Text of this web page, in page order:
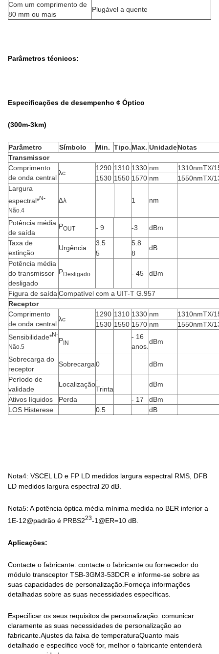
Com um comprimento de
80 mm ou mais
Plugável a quente
Parâmetros técnicos:
Especificações de desempenho ¢ Óptico
(300m-3km)
Parâmetro Símbolo Min. Tipo.Max. UnidadeNotas
Transmissor
Comprimento
de onda central
λc
1290 1310 1330 nm
1310nmTX/
1530 1550 1570 nm
1550nmTX/
Largura
espectral*N-
Não. 4
∆λ 1 nm
Potência média
de saída
POUT - 9 -3
dBm
Taxa de
extinção
Urgência
3.5 5.8
dB
5
8
Potência média
do transmissor
desligado
PDesligado - 45 dBm
Figura de saída Compatível com a UIT-T G.957
Receptor
Comprimento
de onda central
λc
1290 1310 1330 nm
1310nmTX/
1530 1550 1570 nm
1550nmTX/
Sensibilidade*N-
Não. 5
PIN
- 16
anos.
dBm
Sobrecarga do
receptor
Sobrecarga0
dBm
Período de
validade
Localização
-
Trinta
dBm
Ativos líquidos
Perda - 17
dBm
LOS Histerese
0.5 dB
Nota4: VSCEL LD e FP LD medidos largura espectral RMS, DFB
LD medidos largura espectral 20 dB.
Nota5: A potência óptica média mínima medida no BER inferior a
1E-12@padrão é PRBS223-1@ER=10 dB.
Aplicações:
Contacte o fabricante: contacte o fabricante ou fornecedor do
módulo transceptor TSB-3GM3-53DCR e informe-se sobre as
suas capacidades de personalização.Forneça informações
detalhadas sobre as suas necessidades específicas.
Especificar os seus requisitos de personalização: comunicar
claramente as suas necessidades de personalização ao
fabricante.Ajustes da faixa de temperaturaQuanto mais
detalhado e específico você for, melhor o fabricante entenderá